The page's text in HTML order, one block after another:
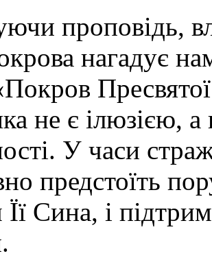
проповідь,
нагадує
не є ілюзією,
У часи
предстоїть
Сина, і